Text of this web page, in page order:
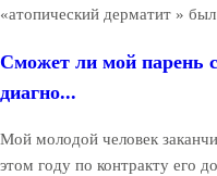
«атопический дерматит »
Сможет ли мой парень
диагно...
Мой молодой человек
этом году по контракту его